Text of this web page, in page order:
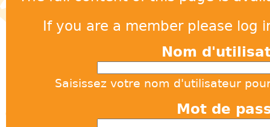
If you are a member please log
Nom
Saisissez votre nom d'utilisateur
Mot de